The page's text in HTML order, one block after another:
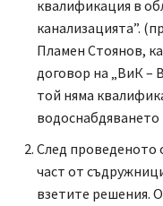
квалификация в
канализацията”.
Пламен Стоянов,
договор на „ВиК –
той няма
водоснабдяването
След проведеното
част от
взетите решения.